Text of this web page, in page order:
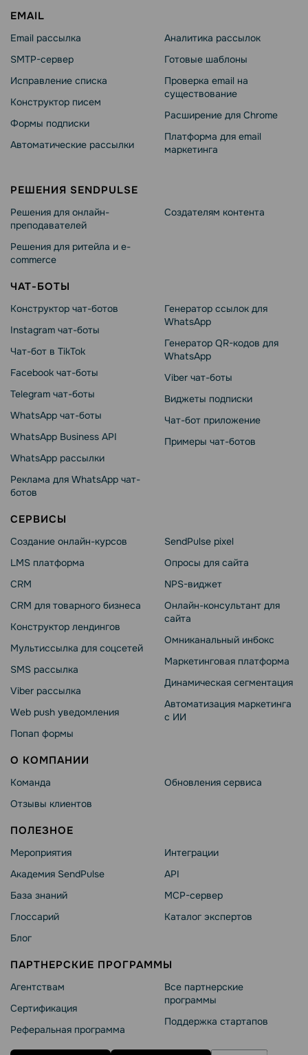
EMAIL
Email рассылка
SMTP-сервер
Исправление списка
Конструктор писем
Формы подписки
Автоматические рассылки
Аналитика рассылок
Готовые шаблоны
Проверка email на
существование
Расширение для Chrome
Платформа для email
маркетинга
РЕШЕНИЯ SENDPULSE
Решения для онлайн-
преподавателей
Решения для ритейла и e-
commerce
Создателям контента
ЧАТ-БОТЫ
Конструктор чат-ботов
Instagram чат-боты
Чат-бот в TikTok
Facebook чат-боты
Telegram чат-боты
WhatsApp чат-боты
WhatsApp Business API
WhatsApp рассылки
Реклама для WhatsApp чат-
ботов
Генератор ссылок для
WhatsApp
Генератор QR-кодов для
WhatsApp
Viber чат-боты
Виджеты подписки
Чат-бот приложение
Примеры чат-ботов
СЕРВИСЫ
Создание онлайн-курсов
LMS платформа
CRM
CRM для товарного бизнеса
Конструктор лендингов
Мультиссылка для соцсетей
SMS рассылка
Viber рассылка
Web push уведомления
Попап формы
SendPulse pixel
Опросы для сайта
NPS-виджет
Онлайн-консультант для
сайта
Омниканальный инбокс
Маркетинговая платформа
Динамическая сегментация
Автоматизация маркетинга
с ИИ
О КОМПАНИИ
Команда
Отзывы клиентов
Обновления сервиса
ПОЛЕЗНОЕ
Мероприятия
Академия SendPulse
База знаний
Глоссарий
Блог
Интеграции
API
MCP-сервер
Каталог экспертов
ПАРТНЕРСКИЕ ПРОГРАММЫ
Агентствам
Сертификация
Реферальная программа
Все партнерские
программы
Поддержка стартапов